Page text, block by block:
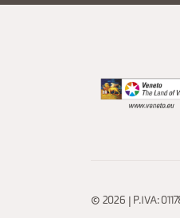
© 2026 | P.IVA: